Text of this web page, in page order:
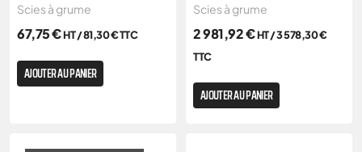
Scies à grume
67,75€HT /81,30€TTC
AJOUTER AU PANIER
Scies à grume
2 981,92€HT /3 578,30€
TTC
AJOUTER AU PANIER